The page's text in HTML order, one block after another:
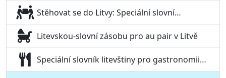
Stěhovat se do Litvy: Speciální slovní…
Litevskou-slovní zásobu pro au pair v Litvě
Speciální slovník litevštiny pro gastronomii…